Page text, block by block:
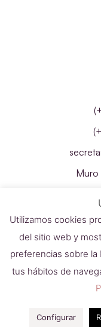
Muro
Ateneo
Utilizamos cookies
del sitio web y
preferencias sobre
tus hábitos de
Configurar